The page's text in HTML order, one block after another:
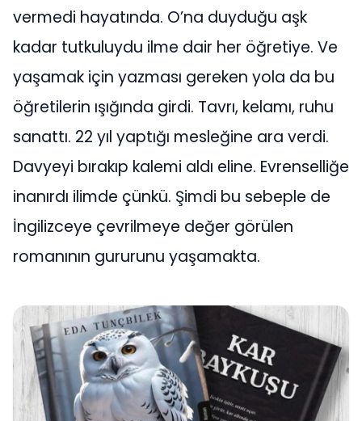
vermedi hayatında. O’na duyduğu aşk
kadar tutkuluydu ilme dair her öğretiye. Ve
yaşamak için yazması gereken yola da bu
öğretilerin ışığında girdi. Tavrı, kelamı, ruhu
sanattı. 22 yıl yaptığı mesleğine ara verdi.
Davyeyi bırakıp kalemi aldı eline. Evrenselliğe
inanırdı ilimde çünkü. Şimdi bu sebeple de
İngilizceye çevrilmeye değer görülen
romanının gururunu yaşamakta.